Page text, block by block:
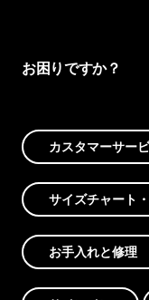
お困りですか？
カスタマーサー
サイズチャート
お手入れと修理